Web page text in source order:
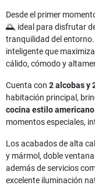
Desde el primer
🌅, ideal para disfrutar
tranquilidad del
inteligente que
cálido, cómodo y
Cuenta con 2 alcobas y
habitación principal,
cocina estilo
momentos especiales,
Los acabados de alta
y mármol, doble
además de servicios
excelente iluminación